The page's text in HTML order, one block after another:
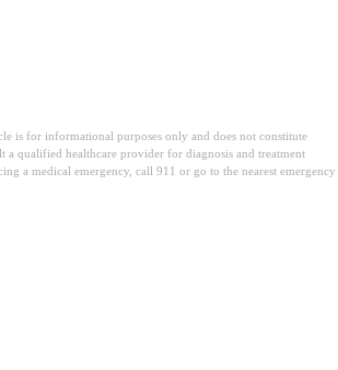
is for informational purposes only and does not constitute
a qualified healthcare provider for diagnosis and treatment
a medical emergency, call 911 or go to the nearest emergency